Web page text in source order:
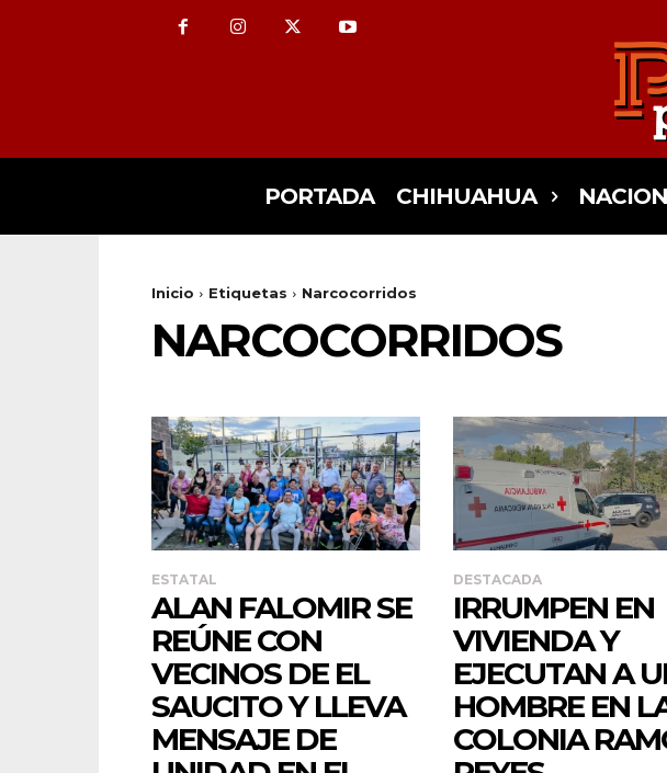
PORTADA CHIHUAHUA
Inicio Etiquetas Narcocorridos
NARCOCORRIDOS
ESTATAL
ALAN FALOMIR SE
REÚNE CON
VECINOS DE EL
SAUCITO Y LLEVA
MENSAJE DE
DESTACADA
IRRUMPEN EN
VIVIENDA Y
EJECUTAN A
HOMBRE EN
COLONIA